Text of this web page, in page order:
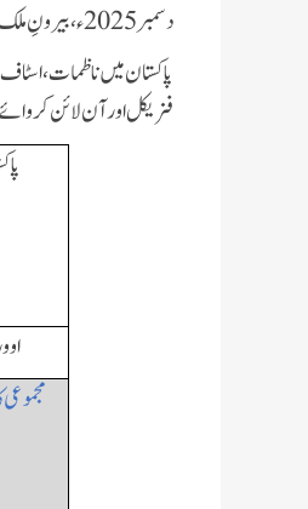
دسمبر 2025ء، بیرونِ ملک میں ٹیچرزکے لئے
پاکستان میں ناظمات،
فزیکل اور آن لائن